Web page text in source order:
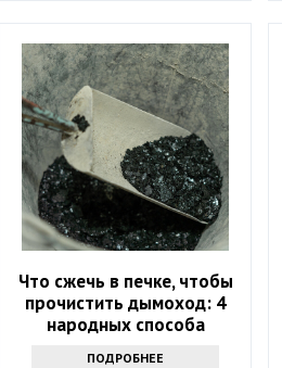
Что сжечь в печке, чтобы
прочистить дымоход: 4
народных способа
ПОДРОБНЕЕ